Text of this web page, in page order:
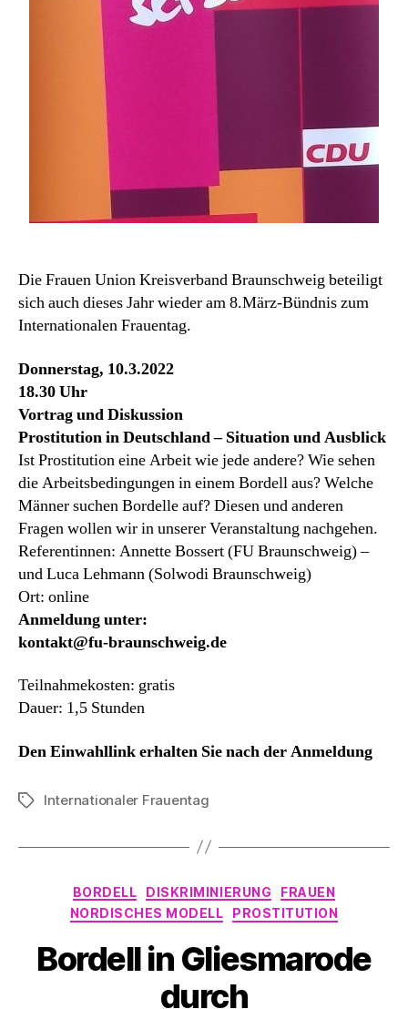
Die Frauen Union Kreisverband Braunschweig beteiligt
sich auch dieses Jahr wieder am 8.März-Bündnis zum
Internationalen Frauentag.
Donnerstag, 10.3.2022
18.30 Uhr
Vortrag und Diskussion
Prostitution in Deutschland – Situation und Ausblick
Ist Prostitution eine Arbeit wie jede andere? Wie sehen
die Arbeitsbedingungen in einem Bordell aus? Welche
Männer suchen Bordelle auf? Diesen und anderen
Fragen wollen wir in unserer Veranstaltung nachgehen.
Referentinnen: Annette Bossert (FU Braunschweig) –
und Luca Lehmann (Solwodi Braunschweig)
Ort: online
Anmeldung unter:
kontakt@fu-braunschweig.de
Teilnahmekosten: gratis
Dauer: 1,5 Stunden
Den Einwahllink erhalten Sie nach der Anmeldung
Schlagwörter
Internationaler Frauentag
Kategorien
BORDELL DISKRIMINIERUNG
FRAUEN
NORDISCHES MODELL
PROSTITUTION
Bordell in Gliesmarode
durch